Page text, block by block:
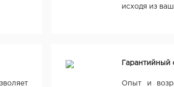
исходя из
Гарантийный
Опыт и